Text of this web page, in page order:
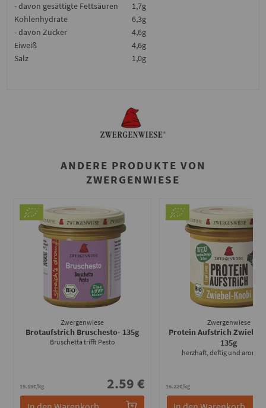
- davon gesättigte Fettsäuren
1,7g
Kohlenhydrate
6,3g
- davon Zucker
4,6g
Eiweiß
4,6g
Salz
1,0g
ANDERE PRODUKTE VON
ZWERGENWIESE
Zwergenwiese
Brotaufstrich Bruschesto- 135g
Bruschetta trifft Pesto
19.19€/kg 2.59 €
Zwergenwiese
Protein Aufstrich Zwiebel
135g
herzhaft, deftig und
16.22€/kg